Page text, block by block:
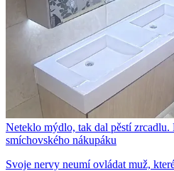
Neteklo mýdlo, tak dal pěstí zrcadlu.
smíchovského nákupáku
Svoje nervy neumí ovládat muž,